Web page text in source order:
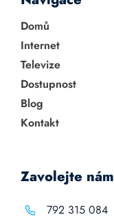
Domů
Internet
Televize
Dostupnost
Blog
Kontakt
Zavolejte nám
792 315 084